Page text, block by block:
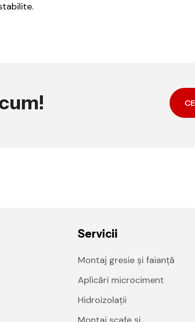
Servicii
Montaj gresie și faianță
Aplicări microciment
Hidroizolații